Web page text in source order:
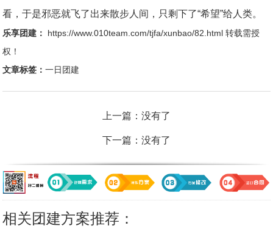
看，于是邪恶就飞了出来散步人间，只剩下了“希望”给人类。
乐享团建： https://www.010team.com/tjfa/xunbao/82.html 转载需授
权！
文章标签：一日团建
上一篇：没有了
下一篇：没有了
相关团建方案推荐：